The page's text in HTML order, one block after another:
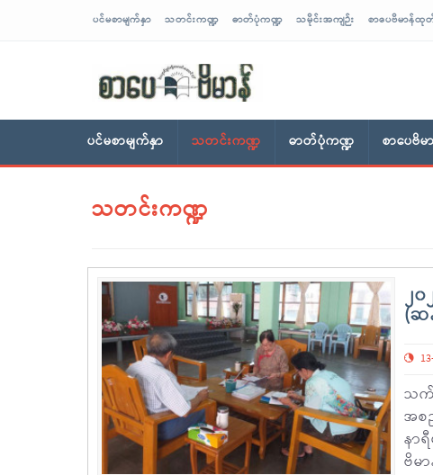
ပင်မစာမျက်နှာ သတင်းကဏ္ဍ ဓာတ်ပုံကဏ္ဍ သမိုင်းအကျဉ်း စာပေဗိမာန်ထုတ်
ပင်မစာမျက်နှာ သတင်းကဏ္ဍ ဓာတ်ပုံကဏ္ဍ စာပေဗိမ
သတင်းကဏ္ဍ
၂
(ဆ
သက်
အစ
နာ
ဗိမ